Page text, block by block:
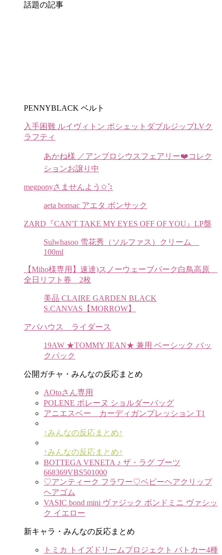
話題の記事
PENNYBLACK ベルト
入手困難 ルイヴィトン ポシェットダブルジップLVク
ラフティ
あかね様 ／アンブロシウスフェアリー❤️コレク
ションお譲り中
megponyさませんよう✩︎⡱
aeta bonsac アエタ ボンサック
ZARD『CAN'T TAKE MY EYES OFF OF YOU』LP盤
Sulwhasoo 雪花秀（ソルファス）クリーム
100ml
【Miho様専用】速達)スノーウェーブパーク白鳥高原
全日リフト券 2枚
美品 CLAIRE GARDEN BLACK
S.CANVAS【MORROW】
アバハウス ライダース
19AW ★TOMMY JEAN★ 兼用 ベーシック バッ
クパック
公開ガチャ・みんなの反応まとめ
AOtoさん専用
POLENE ポレーヌ ショルダーバッグ
アニエスベー カーディガンプレッション T1
↑みんなの反応まとめ↑
↑みんなの反応まとめ↑
BOTTEGA VENETA ♪ ザ・ラグ ブーツ
668369VBS501000
♡アンティーク フラワー♡ベビーヘアクリップ
ヘアゴム
VASIC bond mini ヴァジック ボンドミニ ヴァシッ
ク イエロー
新キャラ・みんなの反応まとめ
トミカ トイズドリームプロジェクト パトカー4種